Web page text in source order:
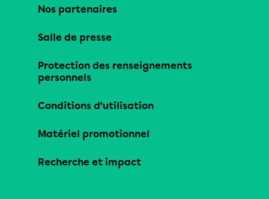
Nos partenaires
Salle de presse
Protection des renseignements
personnels
Conditions d’utilisation
Matériel promotionnel
Recherche et impact